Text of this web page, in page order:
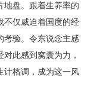
地盘。跟着生养率的
不仅威迫着国度的经
考验。令东说念主感
此感到窝囊为力，
计格调，成为这一风